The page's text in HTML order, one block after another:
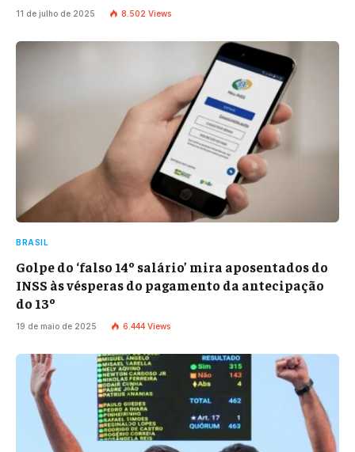
11 de julho de 2025 8.502 Views
BRASIL
Golpe do ‘falso 14º salário’ mira aposentados do
INSS às vésperas do pagamento da antecipação
do 13º
19 de maio de 2025 6.444 Views